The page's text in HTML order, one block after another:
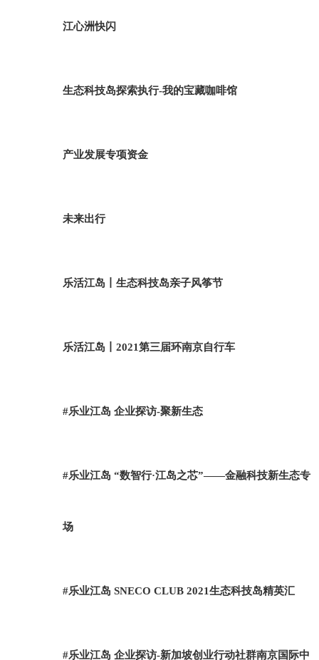
江心洲快闪
生态科技岛探索执行-我的宝藏咖啡馆
产业发展专项资金
未来出行
乐活江岛丨生态科技岛亲子风筝节
乐活江岛丨2021第三届环南京自行车
#乐业江岛 企业探访-聚新生态
#乐业江岛 “数智行·江岛之芯”——金融科技新生态专
场
#乐业江岛 SNECO CLUB 2021生态科技岛精英汇
#乐业江岛 企业探访-新加坡创业行动社群南京国际中